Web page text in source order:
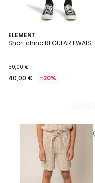
ELEMENT
Short chino REGULAR EWAIST
50,00 €
40,00 € -20%
2
Couleurs